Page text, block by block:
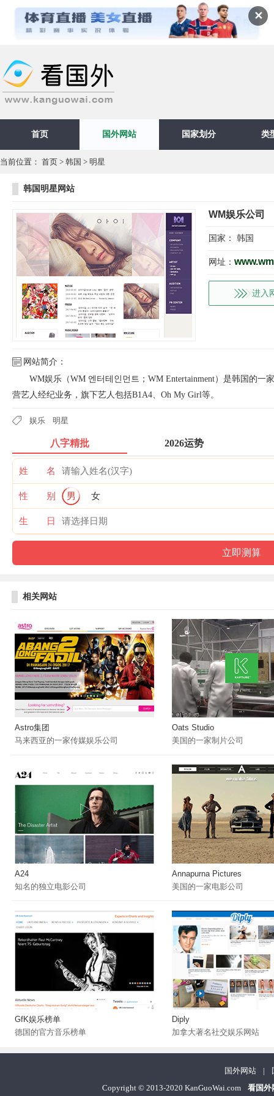
✕
首页 国外网站 国家划分 类
当前位置： 首页 > 韩国 > 明星
韩国明星网站
WM娱乐公司
国家： 韩国
网址：
进入
网站简介：
WM娱乐（WM 엔터테인먼트；WM Entertainment）是韩国的一
营艺人经纪业务，旗下艺人包括B1A4、Oh My Girl等。
娱乐 明星
八字精批 2026运势
姓 名
性 别 男 女
生 日
相关网站
Astro集团
马来西亚的一家传媒娱乐公司
Oats Studio
美国的一家制片公司
A24
知名的独立电影公司
Annapurna Pictures
美国的一家电影公司
GfK娱乐榜单
德国的官方音乐榜单
Diply
加拿大著名社交娱乐网站
国外网站 |
Copyright ©2013-2020 KanGuoWai.com 看国外